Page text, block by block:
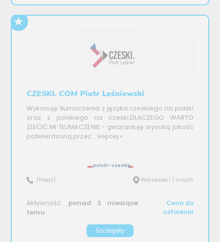
CZESKI. COM Piotr Leśniewski
Wykonuję tłumaczenia z języka czeskiego na polski
oraz z polskiego na czeski.DLACZEGO WARTO
ZLECIĆ MI TŁUMACZENIE:- gwarantuję wysoką jakość
potwierdzoną przez... więcej »
polski–czeski
(Pokaż) Warszawa i 7 innych
Aktywność: ponad 3 miesiące
temu
Cena do
ustalenia
Szczegóły